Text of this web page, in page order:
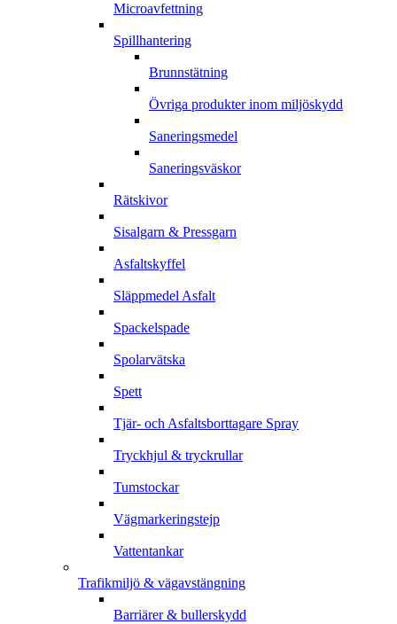
Microavfettning
Spillhantering
Brunnstätning
Övriga produkter inom miljöskydd
Saneringsmedel
Saneringsväskor
Rätskivor
Sisalgarn & Pressgarn
Asfaltskyffel
Släppmedel Asfalt
Spackelspade
Spolarvätska
Spett
Tjär- och Asfaltsborttagare Spray
Tryckhjul & tryckrullar
Tumstockar
Vägmarkeringstejp
Vattentankar
Trafikmiljö & vägavstängning
Barriärer & bullerskydd